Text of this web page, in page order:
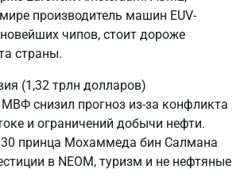
производитель машин EUV-
чипов, стоит дороже
страны.
(1,32 трлн долларов)
снизил прогноз из-за конфликта
и ограничений добычи нефти.
принца Мохаммеда бин Салмана
в NEOM, туризм и не нефтяные